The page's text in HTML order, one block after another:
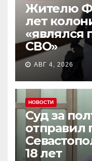
Жителю
лет
«являлся
СВО»
АВГ 4, 2026
НОВОСТИ
Суд за
отправил
18 лет